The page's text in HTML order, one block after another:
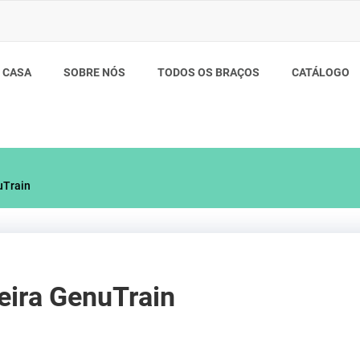
CASA SOBRE NÓS TODOS OS BRAÇOS CATÁLOGO
GenuTrain